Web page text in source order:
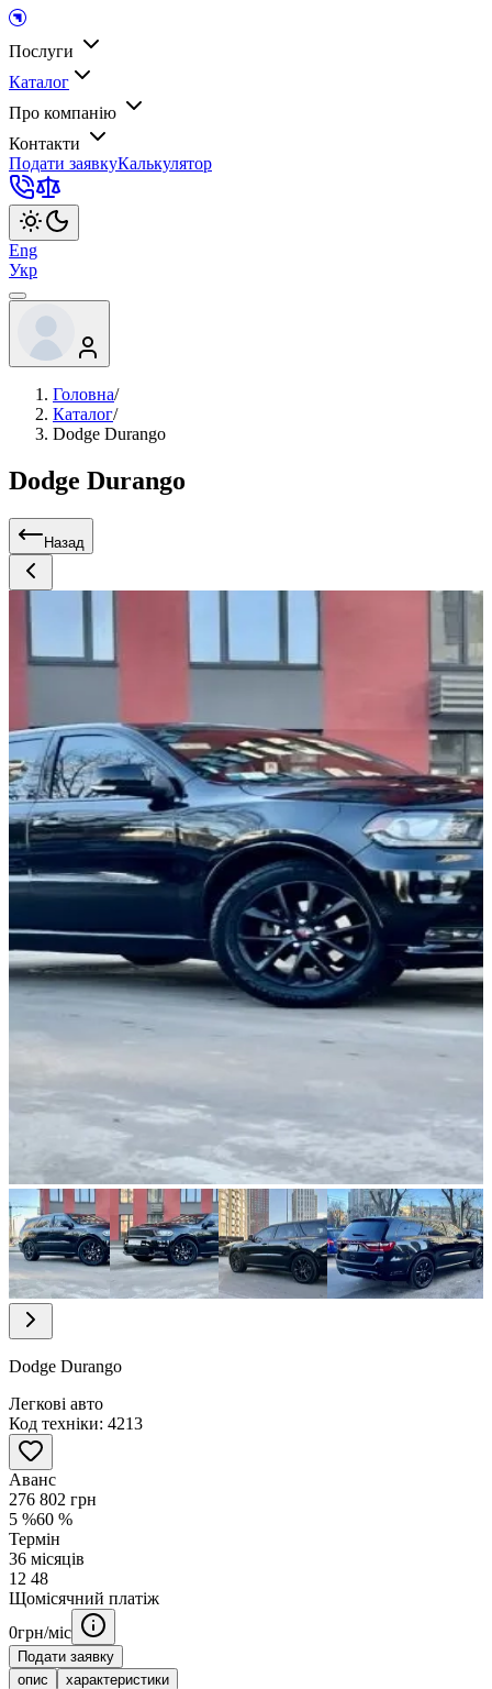
Послуги
Каталог
Про компанію
Контакти
Подати заявкуКалькулятор
Eng
Укр
Головна/
Каталог/
Dodge Durango
Dodge Durango
Назад
Item
1
of
9
Item
9
Dodge Durango
Легкові авто
Код техніки: 4213
Аванс
276 802 грн
5 %60 %
Термін
36 місяців
12 48
Щомісячний платіж
0грн/міс
Подати заявку
опис
характеристики